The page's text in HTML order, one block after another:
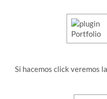
Si hacemos click veremos